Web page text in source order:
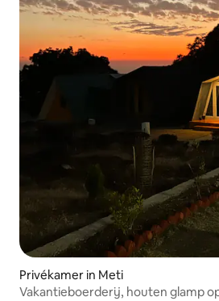
Privékamer in Meti
Vakantieboerderij, houten glamp